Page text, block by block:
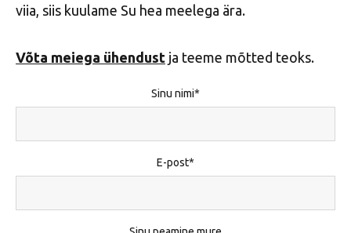
viia, siis kuulame Su hea meelega ära.
Võta meiega ühendust ja teeme mõtted teoks.
Sinu nimi
E-post